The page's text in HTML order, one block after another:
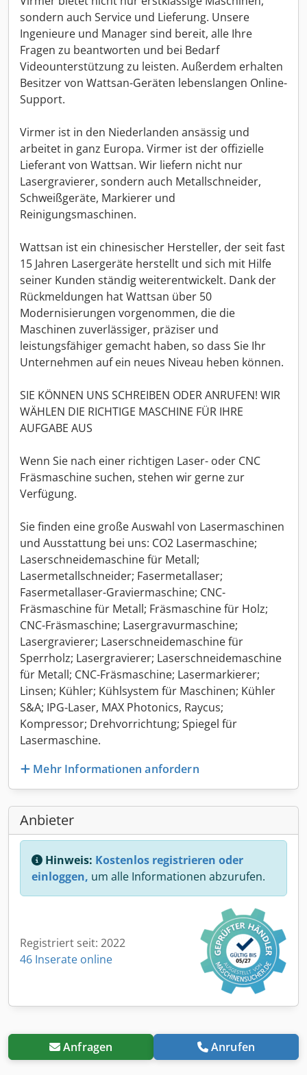
sondern auch Service und Lieferung. Unsere
Ingenieure und Manager sind bereit, alle Ihre
Fragen zu beantworten und bei Bedarf
Videounterstützung zu leisten. Außerdem erhalten
Besitzer von Wattsan-Geräten lebenslangen Online-
Support.
Virmer ist in den Niederlanden ansässig und
arbeitet in ganz Europa. Virmer ist der offizielle
Lieferant von Wattsan. Wir liefern nicht nur
Lasergravierer, sondern auch Metallschneider,
Schweißgeräte, Markierer und
Reinigungsmaschinen.
Wattsan ist ein chinesischer Hersteller, der seit fast
15 Jahren Lasergeräte herstellt und sich mit Hilfe
seiner Kunden ständig weiterentwickelt. Dank der
Rückmeldungen hat Wattsan über 50
Modernisierungen vorgenommen, die die
Maschinen zuverlässiger, präziser und
leistungsfähiger gemacht haben, so dass Sie Ihr
Unternehmen auf ein neues Niveau heben können.
SIE KÖNNEN UNS SCHREIBEN ODER ANRUFEN! WIR
WÄHLEN DIE RICHTIGE MASCHINE FÜR IHRE
AUFGABE AUS
Wenn Sie nach einer richtigen Laser- oder CNC
Fräsmaschine suchen, stehen wir gerne zur
Verfügung.
Sie finden eine große Auswahl von Lasermaschinen
und Ausstattung bei uns: CO2 Lasermaschine;
Laserschneidemaschine für Metall;
Lasermetallschneider; Fasermetallaser;
Fasermetallaser-Graviermaschine; CNC-
Fräsmaschine für Metall; Fräsmaschine für Holz;
CNC-Fräsmaschine; Lasergravurmaschine;
Lasergravierer; Laserschneidemaschine für
Sperrholz; Lasergravierer; Laserschneidemaschine
für Metall; CNC-Fräsmaschine; Lasermarkierer;
Linsen; Kühler; Kühlsystem für Maschinen; Kühler
S&A; IPG-Laser, MAX Photonics, Raycus;
Kompressor; Drehvorrichtung; Spiegel für
Lasermaschine.
Mehr Informationen anfordern
Anbieter
Hinweis: Kostenlos registrieren oder
einloggen, um alle Informationen abzurufen.
Registriert seit: 2022
46 Inserate online
Anfragen Anrufen